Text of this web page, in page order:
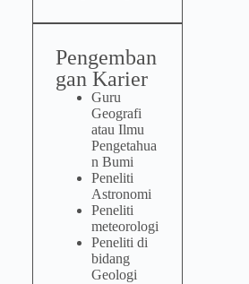
Pengemban
gan Karier
Guru
Geografi
atau Ilmu
Pengetahua
n Bumi
Peneliti
Astronomi
Peneliti
meteorologi
Peneliti di
bidang
Geologi